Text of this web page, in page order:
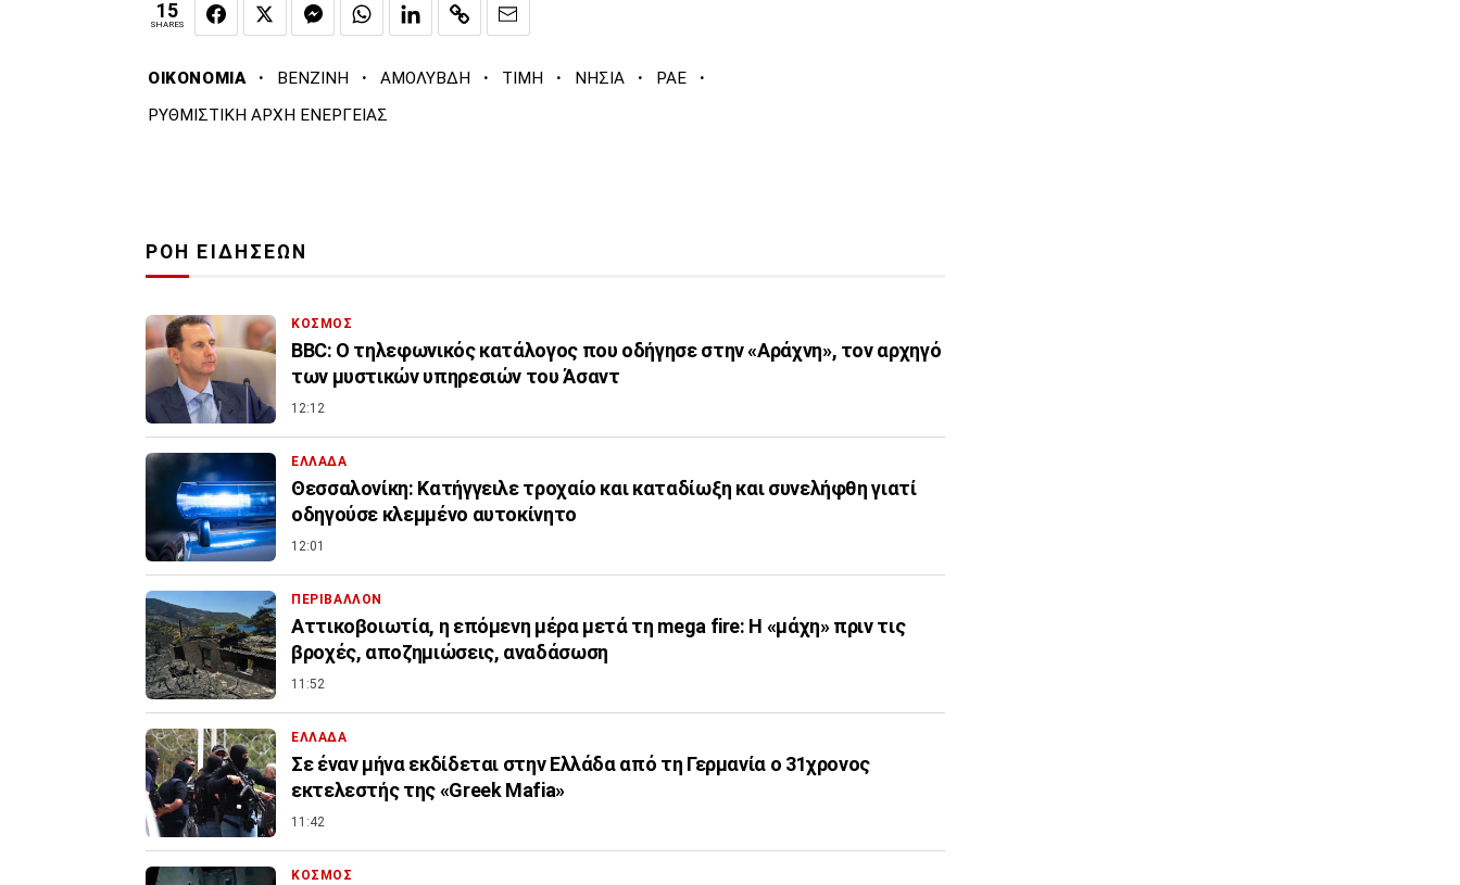
15
SHARES
ΟΙΚΟΝΟΜΙΑ · ΒΕΝΖΙΝΗ · ΑΜΟΛΥΒΔΗ · ΤΙΜΗ · ΝΗΣΙΑ · ΡΑΕ ·
ΡΥΘΜΙΣΤΙΚΗ ΑΡΧΗ ΕΝΕΡΓΕΙΑΣ
ΡΟΗ ΕΙΔΗΣΕΩΝ
ΚΟΣΜΟΣ
BBC: Ο τηλεφωνικός κατάλογος που οδήγησε στην «Αράχνη», τον αρχηγό
των μυστικών υπηρεσιών του Άσαντ
12:12
ΕΛΛΑΔΑ
Θεσσαλονίκη: Κατήγγειλε τροχαίο και καταδίωξη και συνελήφθη γιατί
οδηγούσε κλεμμένο αυτοκίνητο
12:01
ΠΕΡΙΒΑΛΛΟΝ
Αττικοβοιωτία, η επόμενη μέρα μετά τη mega fire: Η «μάχη» πριν τις
βροχές, αποζημιώσεις, αναδάσωση
11:52
ΕΛΛΑΔΑ
Σε έναν μήνα εκδίδεται στην Ελλάδα από τη Γερμανία ο 31χρονος
εκτελεστής της «Greek Mafia»
11:42
ΚΟΣΜΟΣ